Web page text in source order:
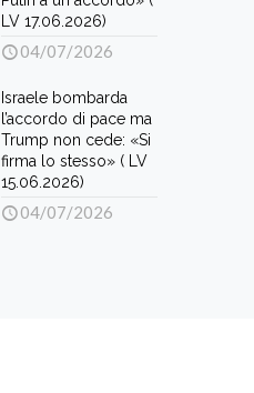
LV 17.06.2026)
04/07/2026
Israele bombarda
l’accordo di pace ma
Trump non cede: «Si
firma lo stesso» ( LV
15.06.2026)
04/07/2026